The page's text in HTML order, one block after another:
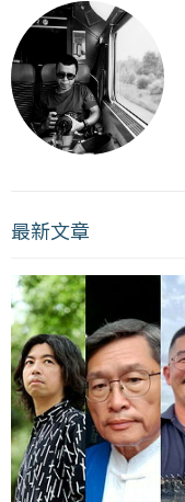
最新文章